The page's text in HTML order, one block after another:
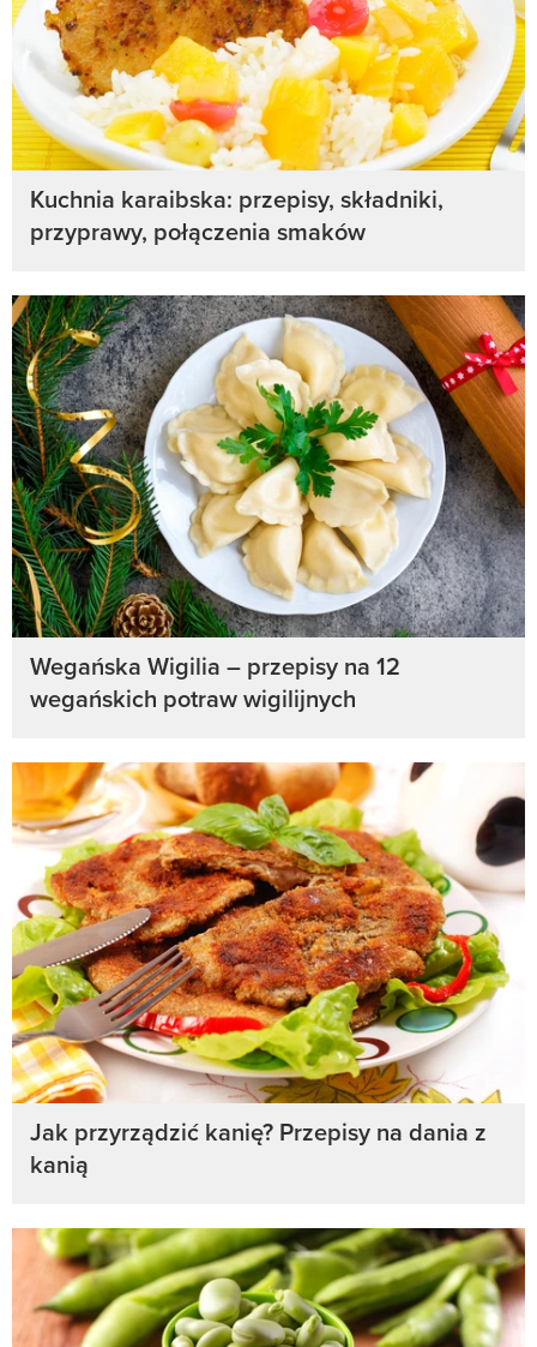
Kuchnia karaibska: przepisy, składniki,
przyprawy, połączenia smaków
Wegańska Wigilia – przepisy na 12
wegańskich potraw wigilijnych
Jak przyrządzić kanię? Przepisy na dania z
kanią